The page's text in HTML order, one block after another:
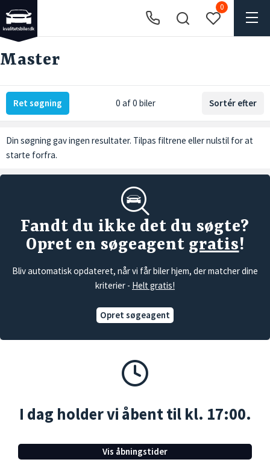
0
Master
Ret søgning 0 af 0 biler Sortér efter
Din søgning gav ingen resultater. Tilpas filtrene ellernulstil for at
starte forfra.
Fandt du ikke det du søgte?
Opret en søgeagent gratis!
Bliv automatisk opdateret, når vi får biler hjem, der matcher dine
kriterier - Helt gratis!
Opret søgeagent
I dag holder vi åbent til kl. 17:00.
Vis åbningstider